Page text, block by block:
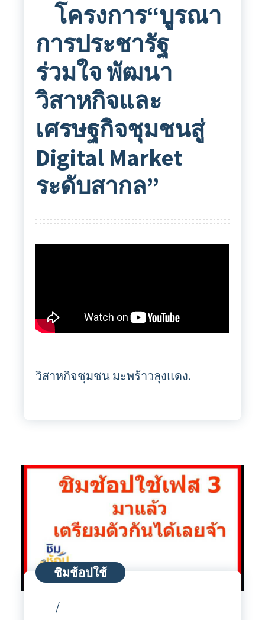
โครงการ“บูรณา
การประชารัฐ
ร่วมใจ พัฒนา
วิสาหกิจและ
เศรษฐกิจชุมชนสู่
Digital Market
ระดับสากล”
วิสาหกิจชุมชน มะพร้าวลุงแดง.
ชิมช้อปใช้